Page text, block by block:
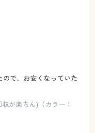
で、お安くなっていた
が楽ちん)（カラー：